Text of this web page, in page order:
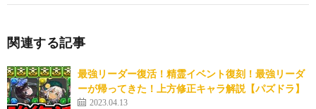
関連する記事
最強リーダー復活！精霊イベント復刻！最強リーダ
ーが帰ってきた！上方修正キャラ解説【パズドラ】
2023.04.13